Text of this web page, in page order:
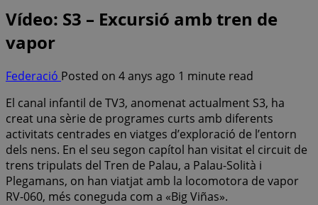
Vídeo: S3 – Excursió amb tren de
vapor
Federació Posted on 4 anys ago 1 minute read
El canal infantil de TV3, anomenat actualment S3, ha
creat una sèrie de programes curts amb diferents
activitats centrades en viatges d’exploració de l’entorn
dels nens. En el seu segon capítol han visitat el circuit de
trens tripulats del Tren de Palau, a Palau-Solità i
Plegamans, on han viatjat amb la locomotora de vapor
RV-060, més coneguda com a «Big Viñas».